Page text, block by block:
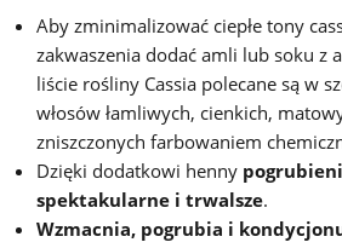
Aby zminimalizować ciepłe tony
zakwaszenia dodać amli lub soku z
liście rośliny Cassia polecane są w
włosów łamliwych, cienkich,
zniszczonych farbowaniem
Dzięki dodatkowi henny
spektakularne i trwalsze.
Wzmacnia, pogrubia i